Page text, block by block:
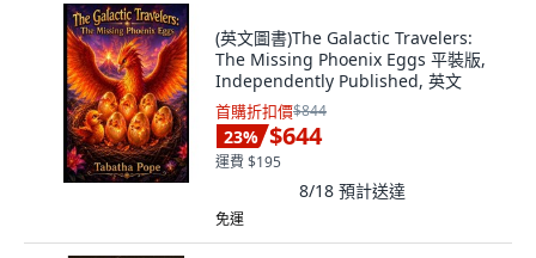
(英文圖書)The Galactic Travelers:
The Missing Phoenix Eggs 平裝版,
Independently Published, 英文
首購折扣價$844
23% $644
運費 $195
8/18 預計送達
免運